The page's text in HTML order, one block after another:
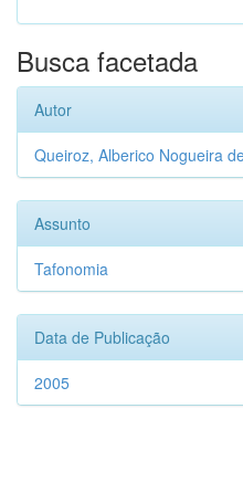
Busca facetada
Autor
Queiroz, Alberico Nogueira
Assunto
Tafonomia
Data de Publicação
2005